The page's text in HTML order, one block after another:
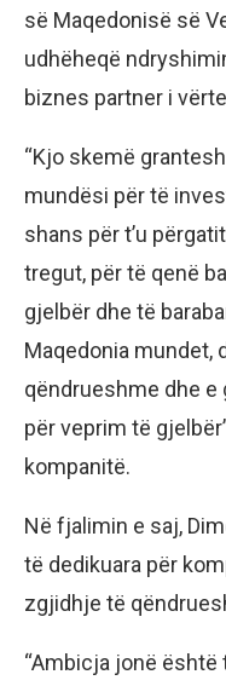
së Maqedonisë së
udhëheqë
biznes partner i
“Kjo skemë
mundësi për të
shans për t’u
tregut, për të qenë
gjelbër dhe të
Maqedonia mundet,
qëndrueshme dhe e
për veprim të
kompanitë.
Në fjalimin e saj,
të dedikuara për
zgjidhje të
“Ambicja jonë